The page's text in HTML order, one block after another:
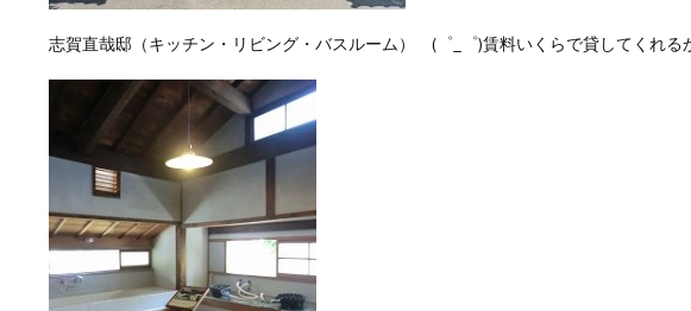
志賀直哉邸（キッチン・リビング・バスルーム） (゜_゜)賃料いくらで貸してくれる